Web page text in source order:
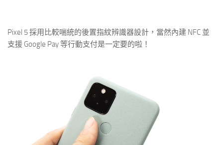
Pixel 5 採用比較喘統的後置指紋辨識器設計，當然內建 NFC 並
支援 Google Pay 等行動支付是一定要的啦！